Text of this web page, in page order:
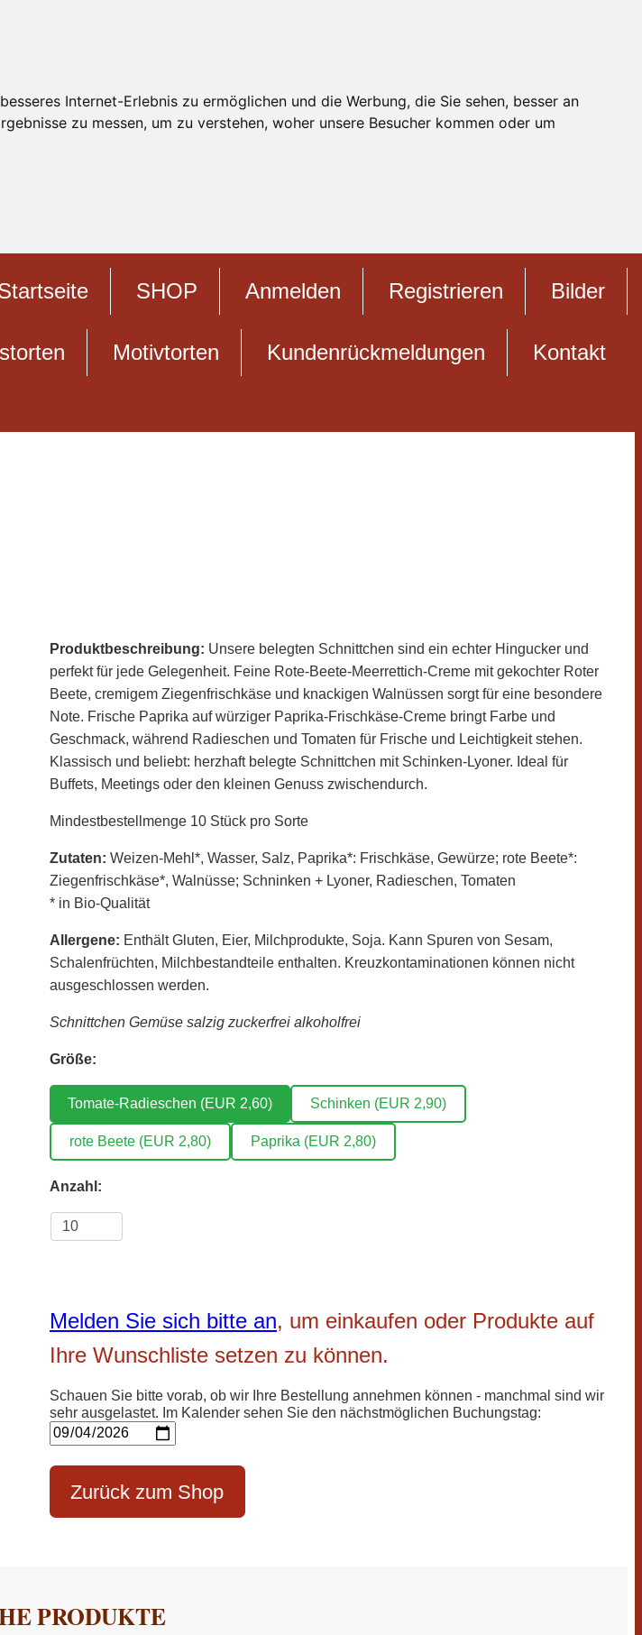
Internet-Erlebnis zu ermöglichen und die Werbung, die Sie sehen, besser an
zu messen, um zu verstehen, woher unsere Besucher kommen oder um
SHOP Anmelden Registrieren Bilder
Motivtorten Kundenrückmeldungen Kontakt
Produktbeschreibung: Unsere belegten Schnittchen sind ein echter Hingucker und
perfekt für jede Gelegenheit. Feine Rote-Beete-Meerrettich-Creme mit gekochter Roter
Beete, cremigem Ziegenfrischkäse und knackigen Walnüssen sorgt für eine besondere
Note. Frische Paprika auf würziger Paprika-Frischkäse-Creme bringt Farbe und
Geschmack, während Radieschen und Tomaten für Frische und Leichtigkeit stehen.
Klassisch und beliebt: herzhaft belegte Schnittchen mit Schinken-Lyoner. Ideal für
Buffets, Meetings oder den kleinen Genuss zwischendurch.
Mindestbestellmenge 10 Stück pro Sorte
Zutaten: Weizen-Mehl*, Wasser, Salz, Paprika*: Frischkäse, Gewürze; rote Beete*:
Ziegenfrischkäse*, Walnüsse; Schninken + Lyoner, Radieschen, Tomaten
* in Bio-Qualität
Allergene: Enthält Gluten, Eier, Milchprodukte, Soja. Kann Spuren von Sesam,
Schalenfrüchten, Milchbestandteile enthalten. Kreuzkontaminationen können nicht
ausgeschlossen werden.
Schnittchen Gemüse salzig zuckerfrei alkoholfrei
Größe:
Tomate-Radieschen (EUR 2,60) Schinken (EUR 2,90)
rote Beete (EUR 2,80) Paprika (EUR 2,80)
Anzahl:
Melden Sie sich bitte an, um einkaufen oder Produkte auf
Ihre Wunschliste setzen zu können.
Schauen Sie bitte vorab, ob wir Ihre Bestellung annehmen können - manchmal sind wir
sehr ausgelastet. Im Kalender sehen Sie den nächstmöglichen Buchungstag:
Zurück zum Shop
PRODUKTE